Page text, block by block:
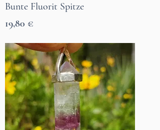
Bunte Fluorit Spitze
Prix
19,80 €